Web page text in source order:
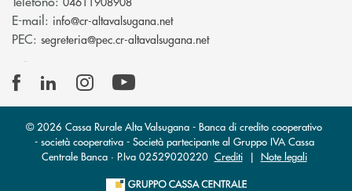
E-mail: info@cr-altavalsugana.net(si apre l’app di posta
PEC: segreteria@pec.cr-altavalsugana.net(si apre l’app di posta
© 2026 Cassa Rurale Alta Valsugana - Banca di credito cooperativo
- società cooperativa - Società partecipante al Gruppo IVA Cassa
Centrale Banca · P.Iva 02529020220 Crediti| Note legali